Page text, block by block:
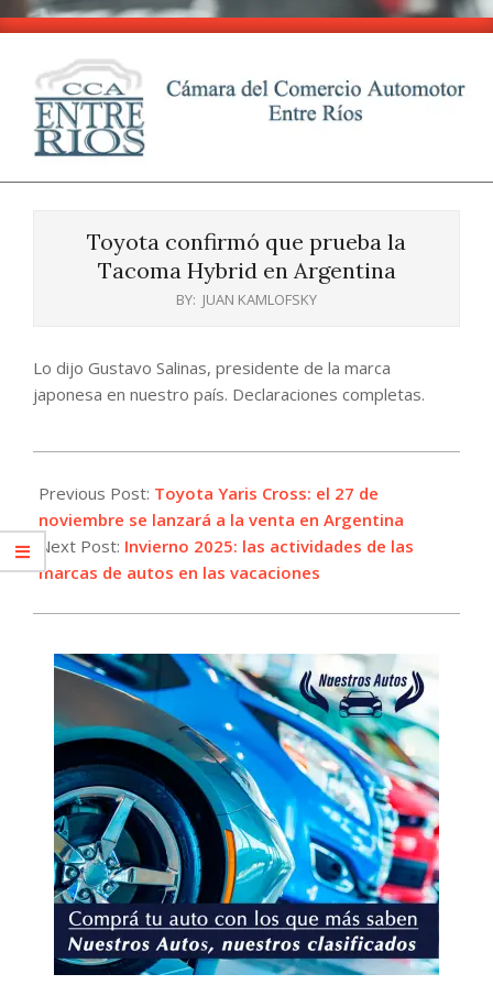
Skip
content
CCA
EntreToyota confirmó que prueba la
Tacoma Hybrid en Argentina
BY: JUAN KAMLOFSKY
Lo dijo Gustavo Salinas, presidente de la marca
japonesa en nuestro país. Declaraciones completas.
07-
17
Previous Post: Toyota Yaris Cross: el 27 de
noviembre se lanzará a la venta en Argentina
Next Post: Invierno 2025: las actividades de las
marcas de autos en las vacaciones